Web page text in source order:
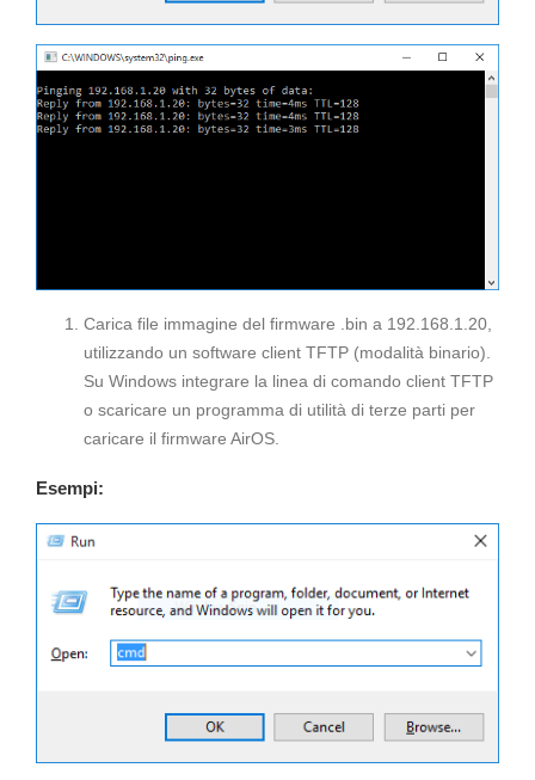
Carica file immagine del firmware .bin a 192.168.1.20,
utilizzando un software client TFTP (modalità binario).
Su Windows integrare la linea di comando client TFTP
o scaricare un programma di utilità di terze parti per
caricare il firmware AirOS.
Esempi: